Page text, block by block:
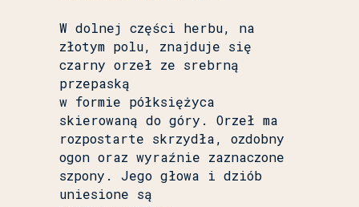
W dolnej części herbu, na
złotym polu, znajduje się
czarny orzeł ze srebrną
przepaską
w formie półksiężyca
skierowaną do góry. Orzeł ma
rozpostarte skrzydła, ozdobny
ogon oraz wyraźnie zaznaczone
szpony. Jego głowa i dziób
uniesione są